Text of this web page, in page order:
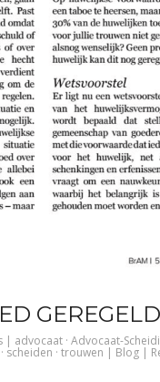
GEREGELD
| advocaat · Advocaat-
· scheiden · trouwen | Blog |